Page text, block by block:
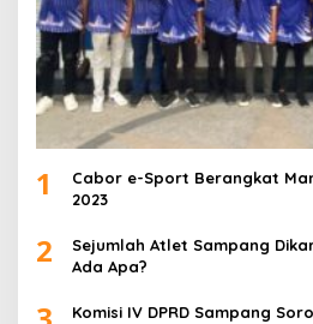
1
Cabor e-Sport Berangkat
2023
2
Sejumlah Atlet Sampang
Ada Apa?
Komisi IV DPRD Sampang